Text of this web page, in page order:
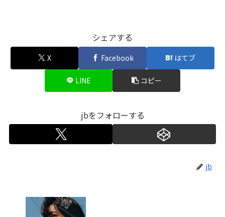
シェアする
X Facebook はてブ
LINE コピー
jbをフォローする
jb